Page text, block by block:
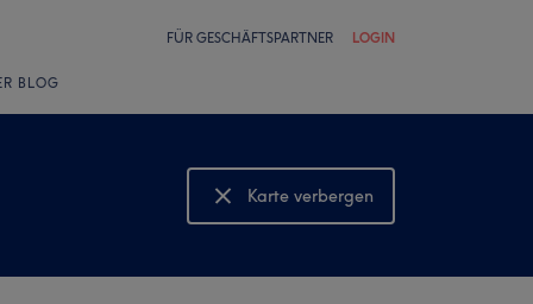
FÜR GESCHÄFTSPARTNER LOGIN
BLOG
Karte verbergen
Karte anzeigen